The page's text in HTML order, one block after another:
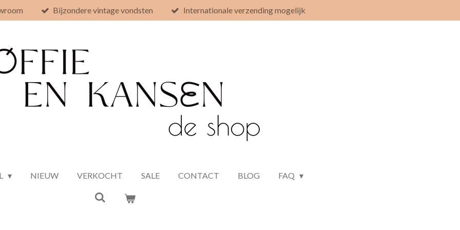
Bijzondere vintage vondsten Internationale verzending mogelijk
NIEUW VERKOCHT SALE CONTACT BLOG FAQ